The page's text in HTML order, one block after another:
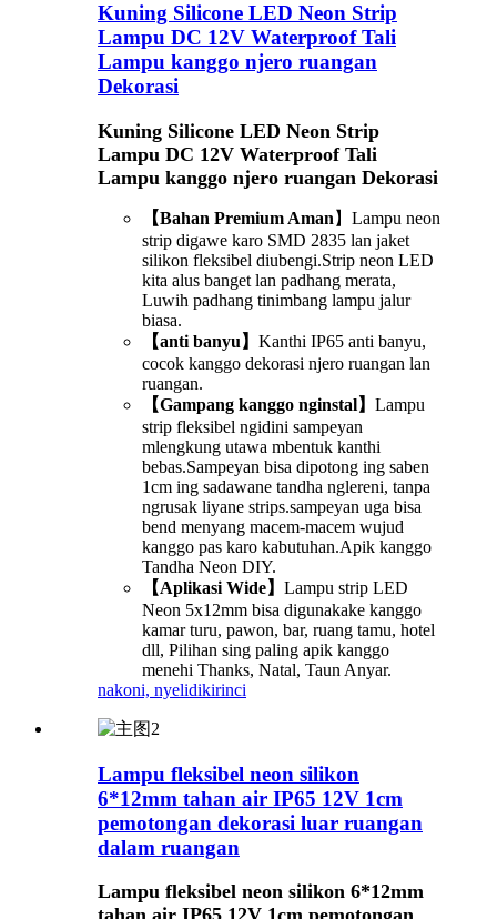
Kuning Silicone LED Neon Strip
Lampu DC 12V Waterproof Tali
Lampu kanggo njero ruangan
Dekorasi
Kuning Silicone LED Neon Strip
Lampu DC 12V Waterproof Tali
Lampu kanggo njero ruangan Dekorasi
【Bahan Premium Aman 】Lampu neon
strip digawe karo SMD 2835 lan jaket
silikon fleksibel diubengi.Strip neon LED
kita alus banget lan padhang merata,
Luwih padhang tinimbang lampu jalur
biasa.
【anti banyu】 Kanthi IP65 anti banyu,
cocok kanggo dekorasi njero ruangan lan
ruangan.
【Gampang kanggo nginstal】 Lampu
strip fleksibel ngidini sampeyan
mlengkung utawa mbentuk kanthi
bebas.Sampeyan bisa dipotong ing saben
1cm ing sadawane tandha nglereni, tanpa
ngrusak liyane strips.sampeyan uga bisa
bend menyang macem-macem wujud
kanggo pas karo kabutuhan.Apik kanggo
Tandha Neon DIY.
【Aplikasi Wide】 Lampu strip LED
Neon 5x12mm bisa digunakake kanggo
kamar turu, pawon, bar, ruang tamu, hotel
dll, Pilihan sing paling apik kanggo
menehi Thanks, Natal, Taun Anyar.
nakoni, nyelidikirinci
Lampu fleksibel neon silikon
6*12mm tahan air IP65 12V 1cm
pemotongan dekorasi luar ruangan
dalam ruangan
Lampu fleksibel neon silikon 6*12mm